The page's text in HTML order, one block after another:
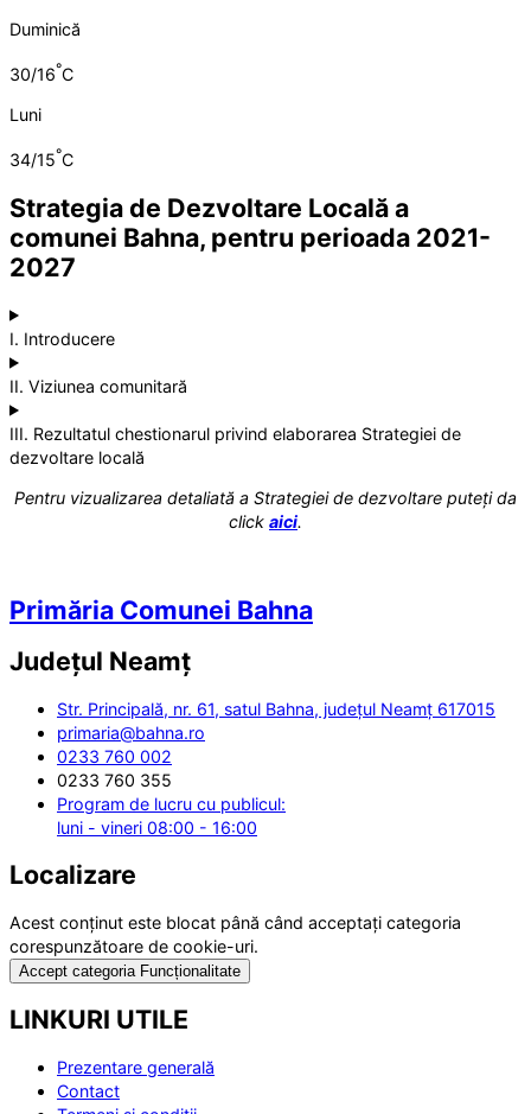
Duminică
30/16°C
Luni
34/15°C
Strategia de Dezvoltare Locală a
comunei Bahna, pentru perioada 2021-
2027
I. Introducere
II. Viziunea comunitară
III. Rezultatul chestionarul privind elaborarea Strategiei de
dezvoltare locală
Pentru vizualizarea detaliată a Strategiei de dezvoltare puteți da
click aici.
Primăria Comunei Bahna
Județul Neamț
Str. Principală, nr. 61, satul Bahna, județul Neamț 617015
primaria@bahna.ro
0233 760 002
0233 760 355
Program de lucru cu publicul:
luni - vineri 08:00 - 16:00
Localizare
Acest conținut este blocat până când acceptați categoria
corespunzătoare de cookie-uri.
Accept categoria Funcționalitate
LINKURI UTILE
Prezentare generală
Contact